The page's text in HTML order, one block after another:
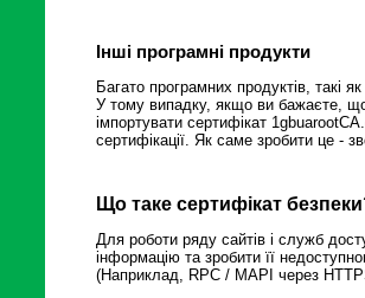
Інші програмні продукти
Багато програмних продуктів, такі
У тому випадку, якщо ви бажаєте,
імпортувати сертифікат
сертифікації. Як саме зробити це -
Що таке сертифікат
Для роботи ряду сайтів і служб
інформацію та зробити її
(Наприклад, RPC / MAPI через